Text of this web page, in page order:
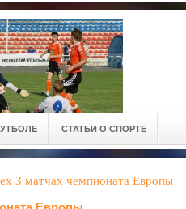
СТАТЬИ О СПОРТЕ
3 матчах чемпионата Европы